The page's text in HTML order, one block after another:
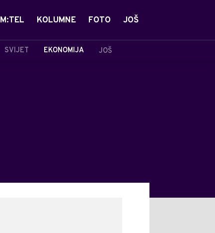
SVIJET EKONOMIJA JOŠ
M:TEL KOLUMNE FOTO JOŠ